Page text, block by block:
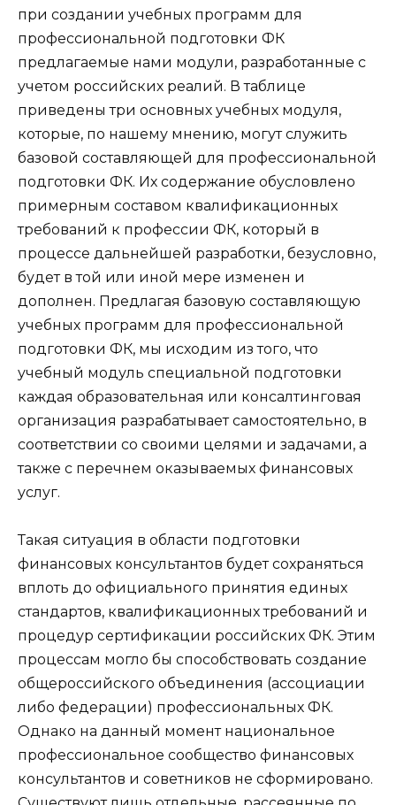
при создании учебных программ для
профессиональной подготовки ФК
предлагаемые нами модули, разработанные с
учетом российских реалий. В таблице
приведены три основных учебных модуля,
которые, по нашему мнению, могут служить
базовой составляющей для профессиональной
подготовки ФК. Их содержание обусловлено
примерным составом квалификационных
требований к профессии ФК, который в
процессе дальнейшей разработки, безусловно,
будет в той или иной мере изменен и
дополнен. Предлагая базовую составляющую
учебных программ для профессиональной
подготовки ФК, мы исходим из того, что
учебный модуль специальной подготовки
каждая образовательная или консалтинговая
организация разрабатывает самостоятельно, в
соответствии со своими целями и задачами, а
также с перечнем оказываемых финансовых
услуг.
Такая ситуация в области подготовки
финансовых консультантов будет сохраняться
вплоть до официального принятия единых
стандартов, квалификационных требований и
процедур сертификации российских ФК. Этим
процессам могло бы способствовать создание
общероссийского объединения (ассоциации
либо федерации) профессиональных ФК.
Однако на данный момент национальное
профессиональное сообщество финансовых
консультантов и советников не сформировано.